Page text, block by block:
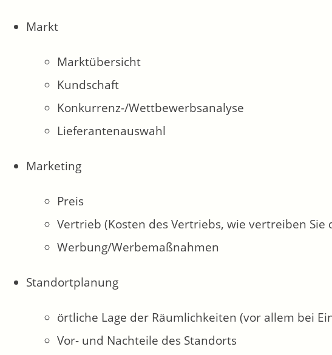
Markt
Marktübersicht
Kundschaft
Konkurrenz-/Wettbewerbsanalyse
Lieferantenauswahl
Marketing
Preis
Vertrieb (Kosten des Vertriebs, wie vertreiben
Werbung/Werbemaßnahmen
Standortplanung
örtliche Lage der Räumlichkeiten (vor allem bei
Vor- und Nachteile des Standorts